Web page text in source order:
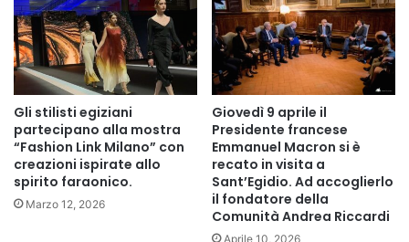
transizione digitale non è più un’opzione, ma la strada
obbligata per una sanità che non lasci indietro nessuno.
Ufficio Stampa
Uniti per Unire
Copy URL
Gli stilisti egiziani
partecipano alla mostra
“Fashion Link Milano” con
creazioni ispirate allo
spirito faraonico.
Marzo 12, 2026
Giovedì 9 aprile il
Presidente francese
Emmanuel Macron si è
recato in visita a
Sant’Egidio. Ad accoglierlo
il fondatore della
Comunità Andrea Riccardi
Aprile 10, 2026